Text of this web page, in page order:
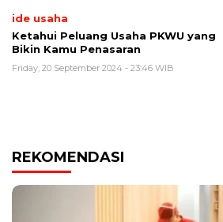
ide usaha
Ketahui Peluang Usaha PKWU yang
Bikin Kamu Penasaran
Friday, 20 September 2024 - 23:46 WIB
REKOMENDASI